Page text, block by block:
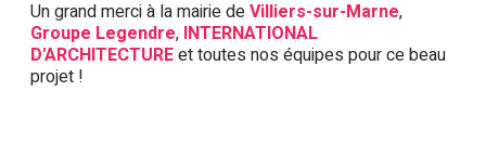
Un grand merci à la mairie deVilliers-sur-Marne,
Groupe Legendre, INTERNATIONAL
D'ARCHITECTUREet toutes nos équipes pour ce beau
projet !